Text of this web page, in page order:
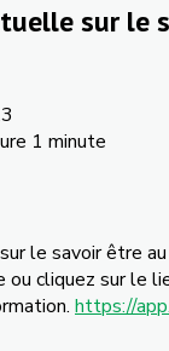
sur le
1 minute
le savoir être
ou cliquez sur le
https://